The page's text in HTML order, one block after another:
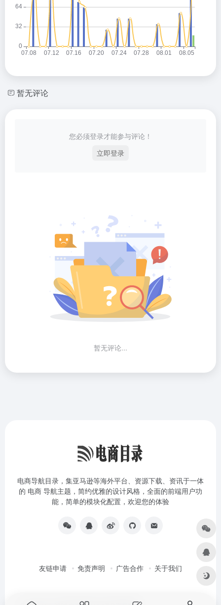
暂无评论
您必须登录才能参与评论！
立即登录
暂无评论...
电商导航目录，集亚马逊等海外平台、资源下载、资讯于一体
的 电商 导航主题，简约优雅的设计风格，全面的前端用户功
能，简单的模块化配置，欢迎您的体验
友链申请 免责声明 广告合作 关于我们